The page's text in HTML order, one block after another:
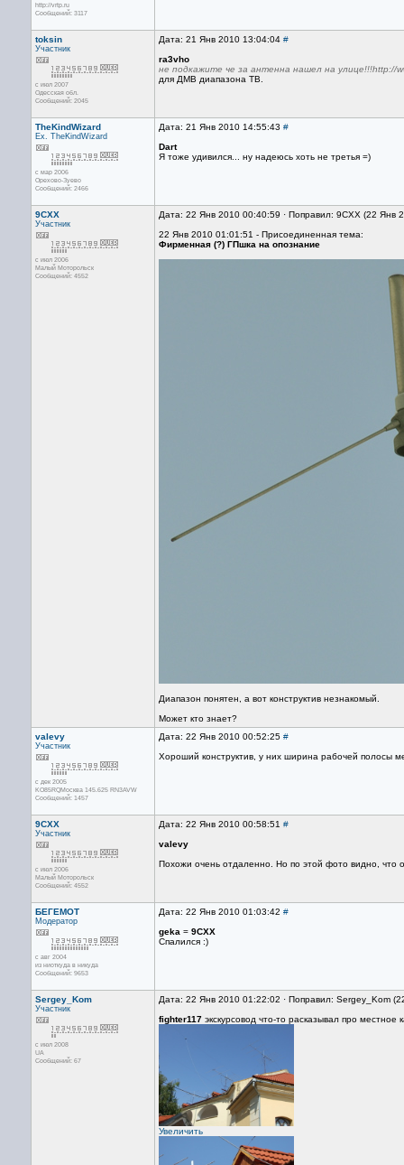
http://vrtp.ru
Сообщений: 3117
toksin
Участник
с июл 2007
Одесская обл.
Сообщений: 2045
Дата: 21 Янв 2010 13:04:04 #
ra3vho
не подкажите че за антенна нашел на улице!!!http://
для ДМВ диапазона ТВ.
TheKindWizard
Ex. TheKindWizard
с мар 2006
Орехово-Зуево
Сообщений: 2466
Дата: 21 Янв 2010 14:55:43 #
Dart
Я тоже удивился... ну надеюсь хоть не третья =)
9CXX
Участник
с июл 2006
Малый Моторольск
Сообщений: 4552
Дата: 22 Янв 2010 00:40:59 · Поправил: 9CXX (22 Янв
22 Янв 2010 01:01:51 - Присоединенная тема:
Фирменная (?) ГПшка на опознание
Диапазон понятен, а вот конструктив незнакомый.
Может кто знает?
valevy
Участник
с дек 2005
KO85RQМосква 145.625 RN3AVW
Сообщений: 1457
Дата: 22 Янв 2010 00:52:25 #
Хороший конструктив, у них ширина рабочей полосы
9CXX
Участник
с июл 2006
Малый Моторольск
Сообщений: 4552
Дата: 22 Янв 2010 00:58:51 #
valevy
Похожи очень отдаленно. Но по этой фото видно, что
БЕГЕМОТ
Модератор
с авг 2004
из ниоткуда в никуда
Сообщений: 9653
Дата: 22 Янв 2010 01:03:42 #
geka = 9CXX
Спалился :)
Sergey_Kom
Участник
с июл 2008
UA
Сообщений: 67
Дата: 22 Янв 2010 01:22:02 · Поправил: Sergey_Kom
fighter117 экскурсовод что-то расказывал про
Увеличить